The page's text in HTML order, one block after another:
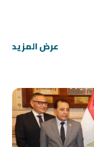
عرض المزيد